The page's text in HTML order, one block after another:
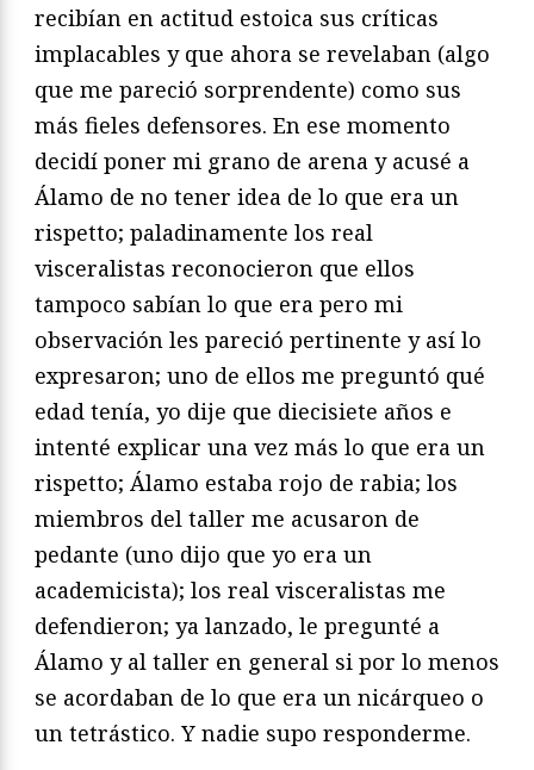
recibían en actitud estoica sus críticas
implacables y que ahora se revelaban (algo
que me pareció sorprendente) como sus
más fieles defensores. En ese momento
decidí poner mi grano de arena y acusé a
Álamo de no tener idea de lo que era un
rispetto; paladinamente los real
visceralistas reconocieron que ellos
tampoco sabían lo que era pero mi
observación les pareció pertinente y así lo
expresaron; uno de ellos me preguntó qué
edad tenía, yo dije que diecisiete años e
intenté explicar una vez más lo que era un
rispetto; Álamo estaba rojo de rabia; los
miembros del taller me acusaron de
pedante (uno dijo que yo era un
academicista); los real visceralistas me
defendieron; ya lanzado, le pregunté a
Álamo y al taller en general si por lo menos
se acordaban de lo que era un nicárqueo o
un tetrástico. Y nadie supo responderme.